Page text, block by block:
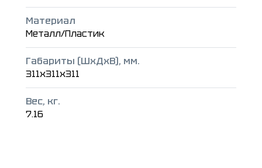
Материал
Металл/Пластик
Габариты (ШxДxВ), мм.
311x311x311
Вес, кг.
7.16